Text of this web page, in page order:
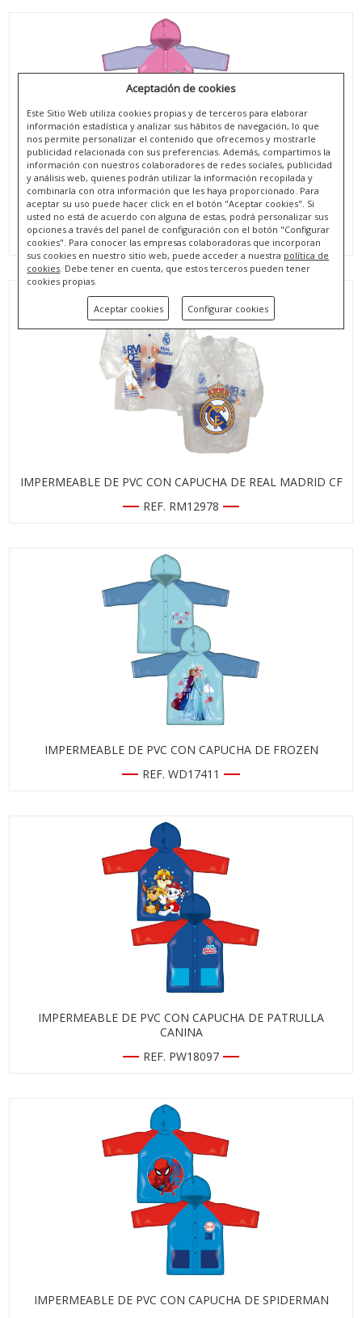
IMPERMEABLE DE PVC CON CAPUCHA DE PEPPA PIG
REF. PP17440
IMPERMEABLE DE PVC CON CAPUCHA DE REAL MADRID CF
REF. RM12978
IMPERMEABLE DE PVC CON CAPUCHA DE FROZEN
REF. WD17411
IMPERMEABLE DE PVC CON CAPUCHA DE PATRULLA
CANINA
REF. PW18097
IMPERMEABLE DE PVC CON CAPUCHA DE SPIDERMAN
Aceptación de cookies
Este Sitio Web utiliza cookies propias y de terceros para elaborar
información estadística y analizar sus hábitos de navegación, lo que
nos permite personalizar el contenido que ofrecemos y mostrarle
publicidad relacionada con sus preferencias. Además, compartimos la
información con nuestros colaboradores de redes sociales, publicidad
y análisis web, quienes podrán utilizar la información recopilada y
combinarla con otra información que les haya proporcionado. Para
aceptar su uso puede hacer click en el botón "Aceptar cookies". Si
usted no está de acuerdo con alguna de estas, podrá personalizar sus
opciones a través del panel de configuración con el botón "Configurar
cookies". Para conocer las empresas colaboradoras que incorporan
sus cookies en nuestro sitio web, puede acceder a nuestra política de
cookies. Debe tener en cuenta, que estos terceros pueden tener
cookies propias.
Aceptar cookies Configurar cookies